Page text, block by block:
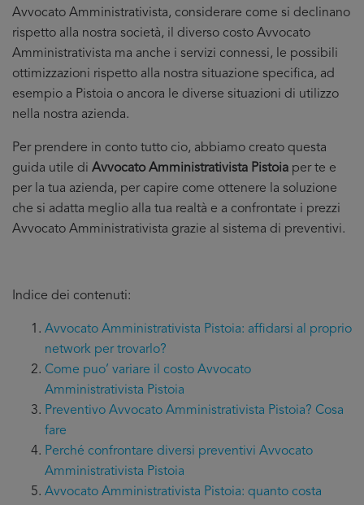
Avvocato Amministrativista, considerare come si declinano
rispetto alla nostra società, il diverso costo Avvocato
Amministrativista ma anche i servizi connessi, le possibili
ottimizzazioni rispetto alla nostra situazione specifica, ad
esempio a Pistoia o ancora le diverse situazioni di utilizzo
nella nostra azienda.
Per prendere in conto tutto cio, abbiamo creato questa
guida utile di Avvocato Amministrativista Pistoia per te e
per la tua azienda, per capire come ottenere la soluzione
che si adatta meglio alla tua realtà e a confrontate i prezzi
Avvocato Amministrativista grazie al sistema di preventivi.
Indice dei contenuti:
Avvocato Amministrativista Pistoia: affidarsi al proprio
network per trovarlo?
Come puo’ variare il costo Avvocato
Amministrativista Pistoia
Preventivo Avvocato Amministrativista Pistoia? Cosa
fare
Perché confrontare diversi preventivi Avvocato
Amministrativista Pistoia
Avvocato Amministrativista Pistoia: quanto costa